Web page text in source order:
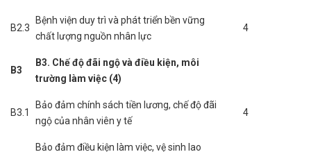
B2.3
Bệnh viện duy trì và phát triển bền vững
chất lượng nguồn nhân lực
4
B3
B3. Chế độ đãi ngộ và điều kiện, môi
trường làm việc (4)
B3.1
Bảo đảm chính sách tiền lương, chế độ đãi
ngộ của nhân viên y tế
4
Bảo đảm điều kiện làm việc, vệ sinh lao